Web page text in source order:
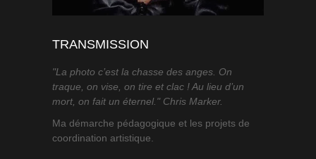
TRANSMISSION
"La photo c’est la chasse des anges. On
traque, on vise, on tire et clac ! Au lieu d’un
mort, on fait un éternel." Chris Marker.
Ma démarche pédagogique et les projets de
coordination artistique.